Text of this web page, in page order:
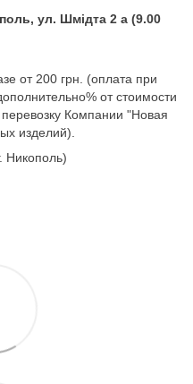
ул. Шмідта 2 а (9.00
от 200 грн. (оплата при
от стоимости
Компании "Новая
изделий).
Никополь)